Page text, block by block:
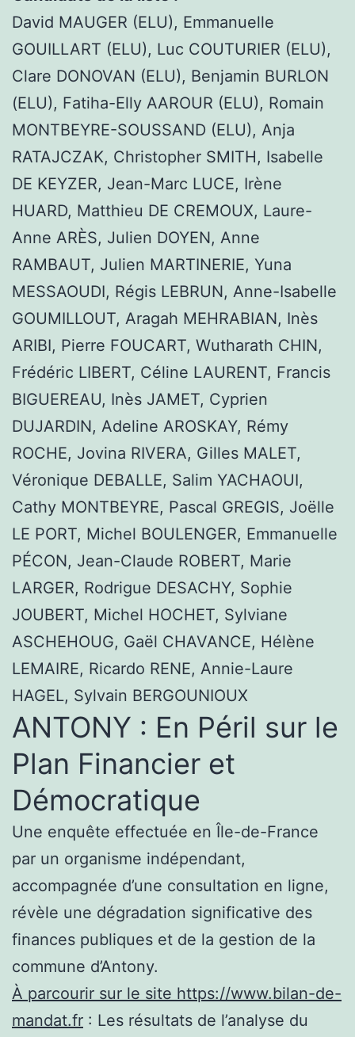
David MAUGER (ELU), Emmanuelle
GOUILLART (ELU), Luc COUTURIER (ELU),
Clare DONOVAN (ELU), Benjamin BURLON
(ELU), Fatiha-Elly AAROUR (ELU), Romain
MONTBEYRE-SOUSSAND (ELU), Anja
RATAJCZAK, Christopher SMITH, Isabelle
DE KEYZER, Jean-Marc LUCE, Irène
HUARD, Matthieu DE CREMOUX, Laure-
Anne ARÈS, Julien DOYEN, Anne
RAMBAUT, Julien MARTINERIE, Yuna
MESSAOUDI, Régis LEBRUN, Anne-Isabelle
GOUMILLOUT, Aragah MEHRABIAN, Inès
ARIBI, Pierre FOUCART, Wutharath CHIN,
Frédéric LIBERT, Céline LAURENT, Francis
BIGUEREAU, Inès JAMET, Cyprien
DUJARDIN, Adeline AROSKAY, Rémy
ROCHE, Jovina RIVERA, Gilles MALET,
Véronique DEBALLE, Salim YACHAOUI,
Cathy MONTBEYRE, Pascal GREGIS, Joëlle
LE PORT, Michel BOULENGER, Emmanuelle
PÉCON, Jean-Claude ROBERT, Marie
LARGER, Rodrigue DESACHY, Sophie
JOUBERT, Michel HOCHET, Sylviane
ASCHEHOUG, Gaël CHAVANCE, Hélène
LEMAIRE, Ricardo RENE, Annie-Laure
HAGEL, Sylvain BERGOUNIOUX
ANTONY : En Péril sur le
Plan Financier et
Démocratique
Une enquête effectuée en Île-de-France
par un organisme indépendant,
accompagnée d’une consultation en ligne,
révèle une dégradation significative des
finances publiques et de la gestion de la
commune d’Antony.
À parcourir sur le site https://www.bilan-de-
mandat.fr : Les résultats de l’analyse du